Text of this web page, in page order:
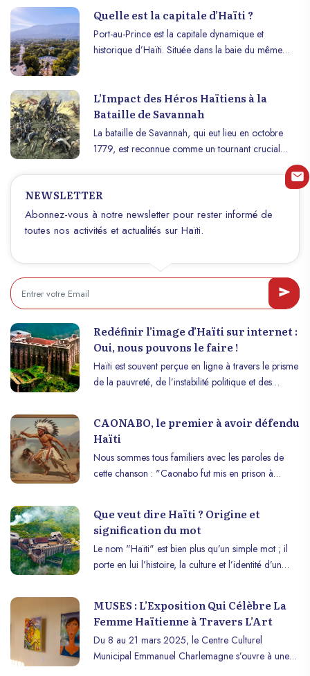
Quelle est la capitale d’Haïti ?
Port-au-Prince est la capitale dynamique et
historique d’Haïti. Située dans la baie du même
son histoire, sa culture vibrante, et sa résilience face
aux défis. Découvrons pourquoi Port-au-Prince est
le cœur battant d’Haïti.
L’Impact des Héros Haïtiens à la
Bataille de Savannah
La bataille de Savannah, qui eut lieu en octobre
1779, est reconnue comme un tournant crucial
contre les Britanniques, fut également marqué par
la participation remarquable des soldats haïtiens.
Parmi eux, le futur roi de la partie nord d’Haïti,
cette bataille. Leur contribution fut déterminante,
soulignant la solidarité internationale dans la quête
de liberté et d’indépendance qui caractérisait cette
époque.
NEWSLETTER
Abonnez-vous à notre newsletter pour rester informé de
toutes nos activités et actualités sur Haïti.
Redéfinir l’image d’Haïti sur internet :
Oui, nous pouvons le faire !
Haïti est souvent perçue en ligne à travers le prisme
de la pauvreté, de l’instabilité politique et des
entièrement. La richesse culturelle, un passé
glorieux, des ressources naturelles abondantes,
gastronomie exquise et autres attractions sont des
facettes tout aussi importantes, mais
CAONABO, le premier à avoir défendu
Haïti
Nous sommes tous familiers avec les paroles de
cette chanson : "Caonabo fut mis en prison à
portait...". Mais connaissez-vous l’histoire de
CAONABO, le premier à avoir défendu l’île ?
Que veut dire Haïti ? Origine et
signification du mot
Le nom "Haïti" est bien plus qu’un simple mot ; il
porte en lui l’histoire, la culture et l’identité d’un
richesse de ce mot qui résonne à travers les siècles.
MUSES : L’Exposition Qui Célèbre La
Femme Haïtienne à Travers L’Art
Du 8 au 21 mars 2025, le Centre Culturel
Municipal Emmanuel Charlemagne s’ouvre à une